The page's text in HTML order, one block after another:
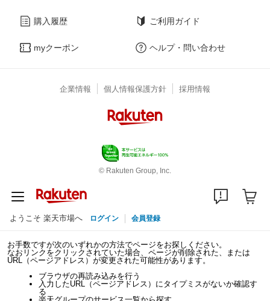
購入履歴
myクーポン
ご利用ガイド
ヘルプ・問い合わせ
企業情報 個人情報保護方針 採用情報
© Rakuten Group, Inc.
ようこそ 楽天市場へ ログイン 会員登録
お手数ですが次のいずれかの方法でページをお探しください。
なおリンクをクリックされていた場合、ページが削除された、または
URL（ページアドレス）が変更された可能性があります。
ブラウザの再読み込みを行う
入力したURL（ページアドレス）にタイプミスがないか確認す
る